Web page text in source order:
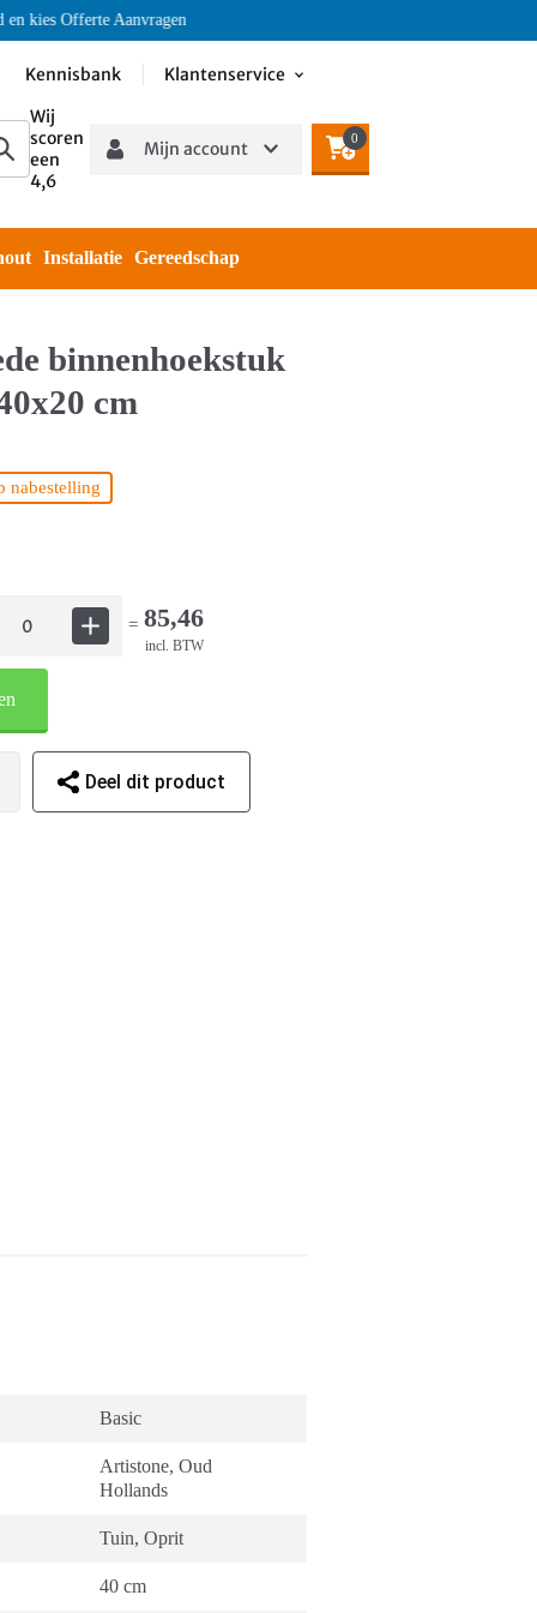
Offerte Aanvragen
Kennisbank
Klantenservice
Wij
scoren
een
4,6
Mijn account
0
Installatie Gereedschap
binnenhoekstuk
cm
nabestelling
= 85,46
incl. BTW
Deel dit product
Basic
Artistone,Oud
Hollands
Tuin,Oprit
40 cm